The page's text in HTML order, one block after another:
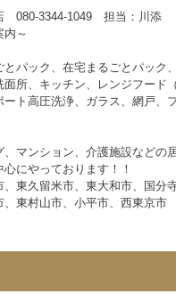
080-3344-1049 担当：川添
内～
パック、在宅まるごとパック
所、キッチン、レンジフード
ト高圧洗浄、ガラス、網戸、
マンション、介護施設などの
にやっております！！
東久留米市、東大和市、国分
東村山市、小平市、西東京市